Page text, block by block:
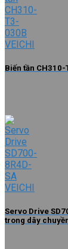
Biến tần
Servo Drive
trong dây